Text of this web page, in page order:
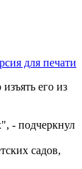
его из
- подчеркнул
садов,